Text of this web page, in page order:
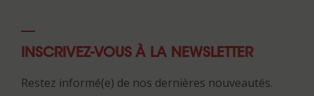
INSCRIVEZ-VOUS À LA NEWSLETTER
Restez informé(e) de nos dernières nouveautés.